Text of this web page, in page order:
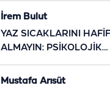
İrem Bulut
YAZ SICAKLARINI
ALMAYIN: PSİKOLOJİK
Mustafa Arısüt